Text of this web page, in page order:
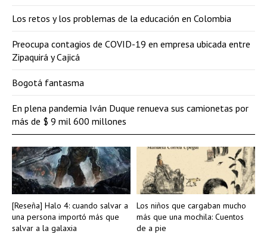
[Reseña] Halo 4: cuando salvar a
una persona importó más que
salvar a la galaxia
Los niños que cargaban mucho
más que una mochila: Cuentos
de a pie
Los retos y los problemas de la educación en Colombia
Preocupa contagios de COVID-19 en empresa ubicada entre
Zipaquirá y Cajicá
Bogotá fantasma
En plena pandemia Iván Duque renueva sus camionetas por
más de $ 9 mil 600 millones